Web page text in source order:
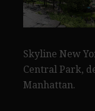
Skyline New
Central Park,
Manhattan.